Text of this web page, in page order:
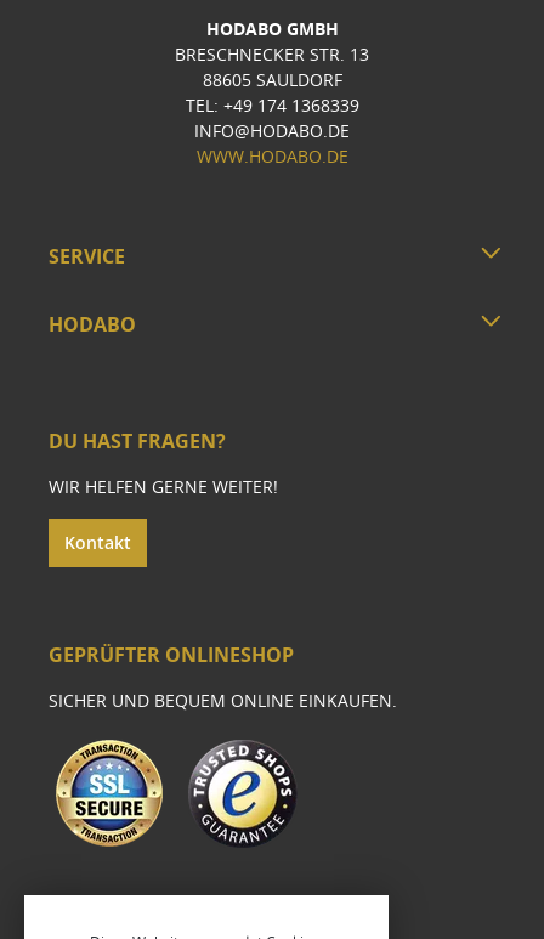
HODABO GMBH
BRESCHNECKER STR. 13
88605 SAULDORF
TEL: +49 174 1368339
INFO@HODABO.DE
WWW.HODABO.DE
SERVICE
HODABO
DU HAST FRAGEN?
WIR HELFEN GERNE WEITER!
Kontakt
GEPRÜFTER ONLINESHOP
SICHER UND BEQUEM ONLINE EINKAUFEN.